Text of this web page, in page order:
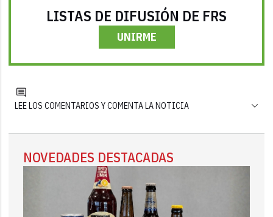
LISTAS DE DIFUSIÓN DE FRS
UNIRME
LEE LOS COMENTARIOS Y COMENTA LA NOTICIA
NOVEDADES DESTACADAS